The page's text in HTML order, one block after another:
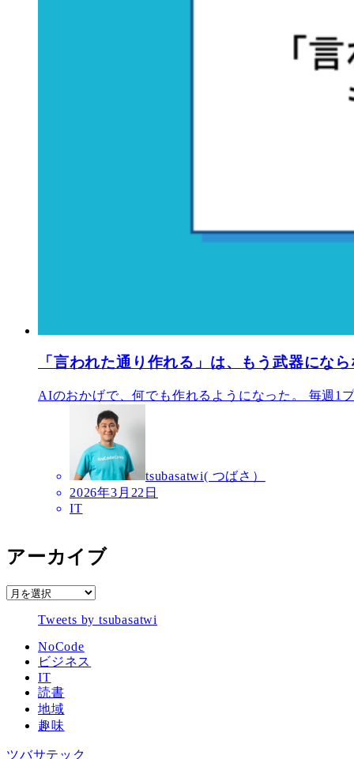
「言われた通り作れる」は、もう武器にな
AIのおかげで、何でも作れるようになった。 毎週
tsubasatwi( つばさ）
2026年3月22日
IT
アーカイブ
ア
Tweets by tsubasatwi
NoCode
ビジネス
IT
読書
地域
趣味
ツバサテック